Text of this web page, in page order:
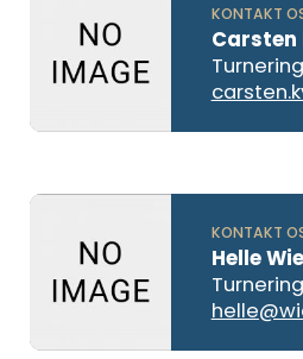
KONTAKT
KONTAKT
Helle